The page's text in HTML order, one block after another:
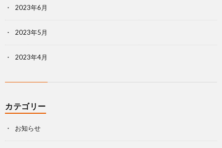
2023年6月
2023年5月
2023年4月
カテゴリー
お知らせ